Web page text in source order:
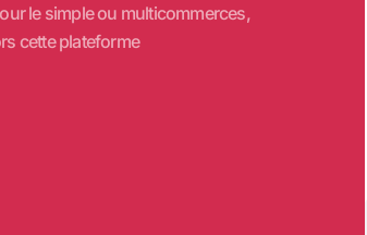
le simple ou multicommerces,
cette plateforme